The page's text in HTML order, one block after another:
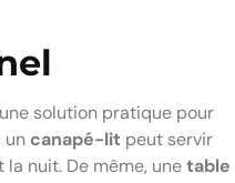
solution pratique pour
un canapé-lit peut servir
nuit. De même, unetable